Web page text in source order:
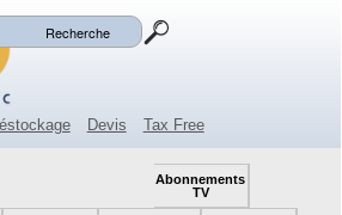
Devis
Tax Free
Abonnements
TV